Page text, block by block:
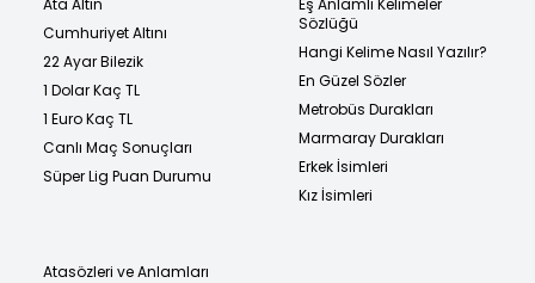
Ata Altın
Cumhuriyet Altını
22 Ayar Bilezik
1 Dolar Kaç TL
1 Euro Kaç TL
Canlı Maç Sonuçları
Süper Lig Puan Durumu
Eş Anlamlı Kelimeler
Sözlüğü
Hangi Kelime Nasıl Yazılır?
En Güzel Sözler
Metrobüs Durakları
Marmaray Durakları
Erkek İsimleri
Kız İsimleri
Atasözleri ve Anlamları